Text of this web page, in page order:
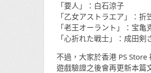
「要人」：白石涼子
「乙女アストラエア」：折
「老王オーラント」：宝亀
「心折れた戦士」：成田剣
不過，大家於香港 PS
遊戲驗證之後會再更新本篇